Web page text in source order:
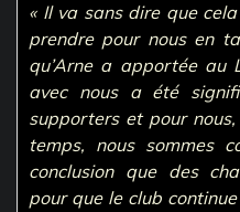
« Il va sans dire que
prendre pour nous en
qu’Arne a apportée au
avec nous a été
supporters et pour
temps, nous sommes
conclusion que des
pour que le club